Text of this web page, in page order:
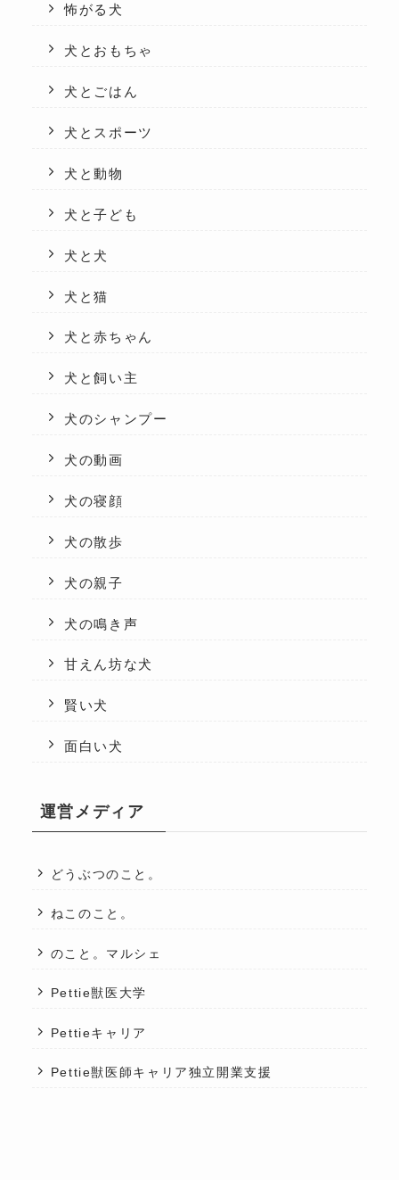
怖がる犬
犬とおもちゃ
犬とごはん
犬とスポーツ
犬と動物
犬と子ども
犬と犬
犬と猫
犬と赤ちゃん
犬と飼い主
犬のシャンプー
犬の動画
犬の寝顔
犬の散歩
犬の親子
犬の鳴き声
甘えん坊な犬
賢い犬
面白い犬
運営メディア
どうぶつのこと。
ねこのこと。
のこと。マルシェ
Pettie獣医大学
Pettieキャリア
Pettie獣医師キャリア独立開業支援